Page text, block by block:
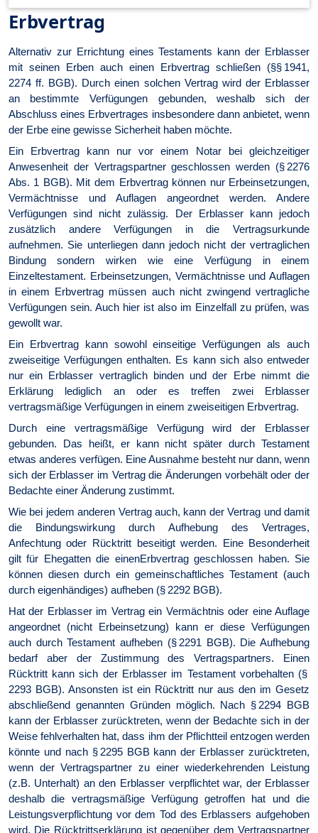
Erbvertrag
Alternativ zur Errichtung eines Testaments kann der Erblasser
mit seinen Erben auch einen Erbvertrag schließen (§§ 1941,
2274 ff. BGB). Durch einen solchen Vertrag wird der Erblasser
an bestimmte Verfügungen gebunden, weshalb sich der
Abschluss eines Erbvertrages insbesondere dann anbietet, wenn
der Erbe eine gewisse Sicherheit haben möchte.
Ein Erbvertrag kann nur vor einem Notar bei gleichzeitiger
Anwesenheit der Vertragspartner geschlossen werden (§ 2276
Abs. 1 BGB). Mit dem Erbvertrag können nur Erbeinsetzungen,
Vermächtnisse und Auflagen angeordnet werden. Andere
Verfügungen sind nicht zulässig. Der Erblasser kann jedoch
zusätzlich andere Verfügungen in die Vertragsurkunde
aufnehmen. Sie unterliegen dann jedoch nicht der vertraglichen
Bindung sondern wirken wie eine Verfügung in einem
Einzeltestament. Erbeinsetzungen, Vermächtnisse und Auflagen
in einem Erbvertrag müssen auch nicht zwingend vertragliche
Verfügungen sein. Auch hier ist also im Einzelfall zu prüfen, was
gewollt war.
Ein Erbvertrag kann sowohl einseitige Verfügungen als auch
zweiseitige Verfügungen enthalten. Es kann sich also entweder
nur ein Erblasser vertraglich binden und der Erbe nimmt die
Erklärung lediglich an oder es treffen zwei Erblasser
vertragsmäßige Verfügungen in einem zweiseitigen Erbvertrag.
Durch eine vertragsmäßige Verfügung wird der Erblasser
gebunden. Das heißt, er kann nicht später durch Testament
etwas anderes verfügen. Eine Ausnahme besteht nur dann, wenn
sich der Erblasser im Vertrag die Änderungen vorbehält oder der
Bedachte einer Änderung zustimmt.
Wie bei jedem anderen Vertrag auch, kann der Vertrag und damit
die Bindungswirkung durch Aufhebung des Vertrages,
Anfechtung oder Rücktritt beseitigt werden. Eine Besonderheit
gilt für Ehegatten die einenErbvertrag geschlossen haben. Sie
können diesen durch ein gemeinschaftliches Testament (auch
durch eigenhändiges) aufheben (§ 2292 BGB).
Hat der Erblasser im Vertrag ein Vermächtnis oder eine Auflage
angeordnet (nicht Erbeinsetzung) kann er diese Verfügungen
auch durch Testament aufheben (§ 2291 BGB). Die Aufhebung
bedarf aber der Zustimmung des Vertragspartners. Einen
Rücktritt kann sich der Erblasser im Testament vorbehalten (§
2293 BGB). Ansonsten ist ein Rücktritt nur aus den im Gesetz
abschließend genannten Gründen möglich. Nach § 2294 BGB
kann der Erblasser zurücktreten, wenn der Bedachte sich in der
Weise fehlverhalten hat, dass ihm der Pflichtteil entzogen werden
könnte und nach § 2295 BGB kann der Erblasser zurücktreten,
wenn der Vertragspartner zu einer wiederkehrenden Leistung
(z.B. Unterhalt) an den Erblasser verpflichtet war, der Erblasser
deshalb die vertragsmäßige Verfügung getroffen hat und die
Leistungsverpflichtung vor dem Tod des Erblassers aufgehoben
wird. Die Rücktrittserklärung ist gegenüber dem Vertragspartner